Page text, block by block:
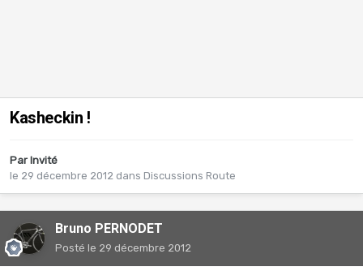
Kasheckin !
Par Invité
le 29 décembre 2012 dans Discussions Route
Bruno PERNODET
Posté le 29 décembre 2012